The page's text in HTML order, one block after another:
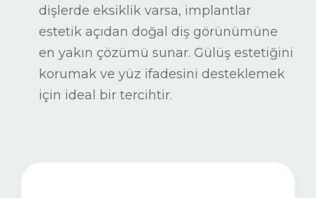
dişlerde eksiklik varsa, implantlar
estetik açıdan doğal diş görünümüne
en yakın çözümü sunar. Gülüş estetiğini
korumak ve yüz ifadesini desteklemek
için ideal bir tercihtir.